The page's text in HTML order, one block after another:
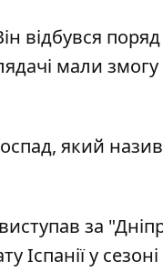
відбувся
мали
, який
за
Іспаніїу